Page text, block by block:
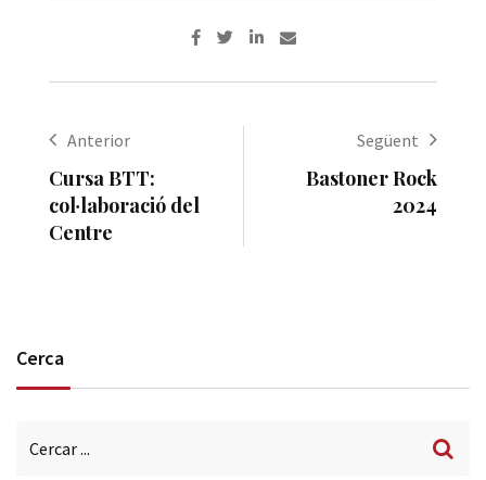
Anterior
Cursa BTT:
col·laboració del
Centre
Següent
Bastoner Rock
2024
Cerca